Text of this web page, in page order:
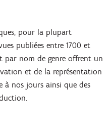
pour la plupart
publiées entre 1700 et
par nom de genre offrent un
et de la représentation
à nos jours ainsi que des